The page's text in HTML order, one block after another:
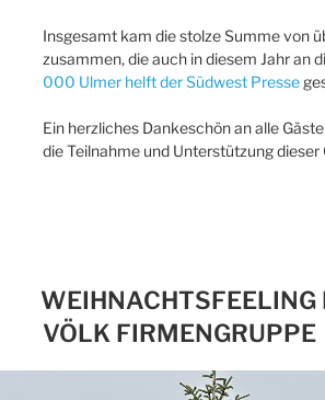
Insgesamt kam die stolze Summe von
zusammen, die auch in diesem Jahr an
000 Ulmer helft der Südwest Presse
Ein herzliches Dankeschön an alle
die Teilnahme und Unterstützung
WEIHNACHTSFEELING
VÖLK FIRMENGRUPPE